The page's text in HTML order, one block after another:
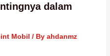
dalam
Mobil / By ahdanmz